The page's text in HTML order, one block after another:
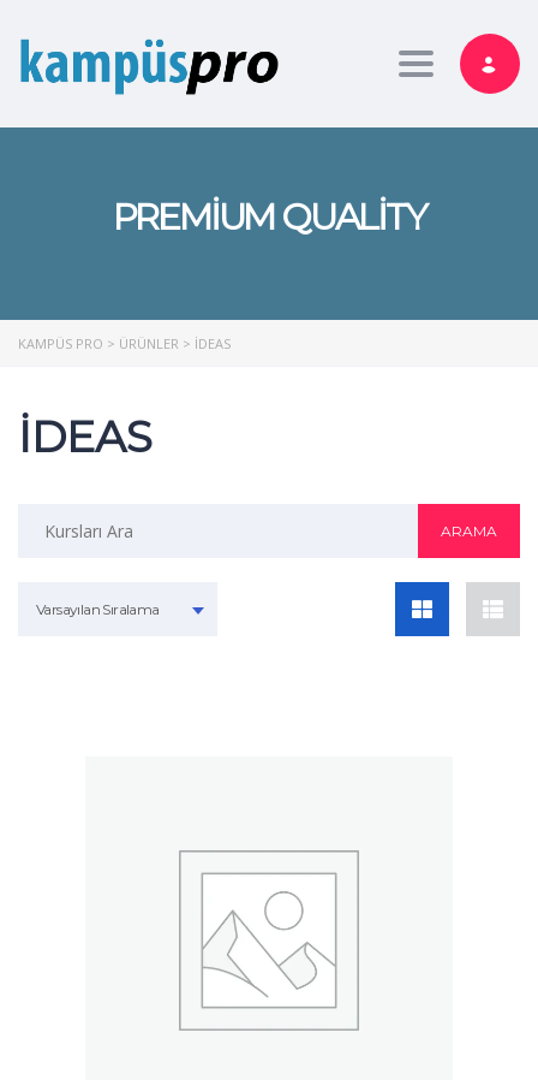
Toggle
PREMIUM QUALITY
KAMPÜS PRO > ÜRÜNLER > IDEAS
IDEAS
Varsayılan Sıralama